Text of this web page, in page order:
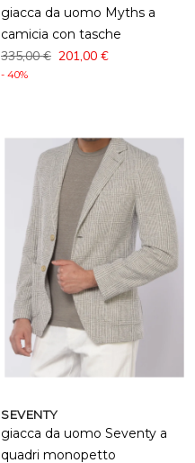
giacca da uomo Myths a
camicia con tasche
335,00 € 201,00 €
- 40%
SEVENTY
giacca da uomo Seventy a
quadri monopetto